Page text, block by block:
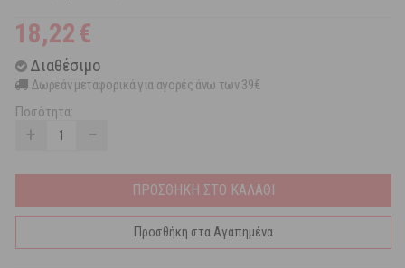
18,22€
Διαθέσιμο
Δωρεάν μεταφορικά για αγορές άνω των 39€
Ποσότητα:
+ −
ΠΡΟΣΘΗΚΗ ΣΤΟ ΚΑΛΑΘΙ
Προσθήκη στα Αγαπημένα